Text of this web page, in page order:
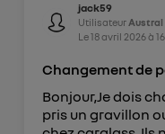
jack59
Utilisateur Austral
Le18 avril 2026à
Changement de
Bonjour,Je dois
pris un gravillon